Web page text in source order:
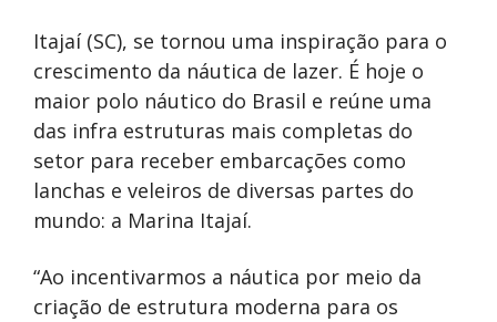
Itajaí (SC), se tornou uma inspiração para o
crescimento da náutica de lazer. É hoje o
maior polo náutico do Brasil e reúne uma
das infra estruturas mais completas do
setor para receber embarcações como
lanchas e veleiros de diversas partes do
mundo: a Marina Itajaí.
“Ao incentivarmos a náutica por meio da
criação de estrutura moderna para os